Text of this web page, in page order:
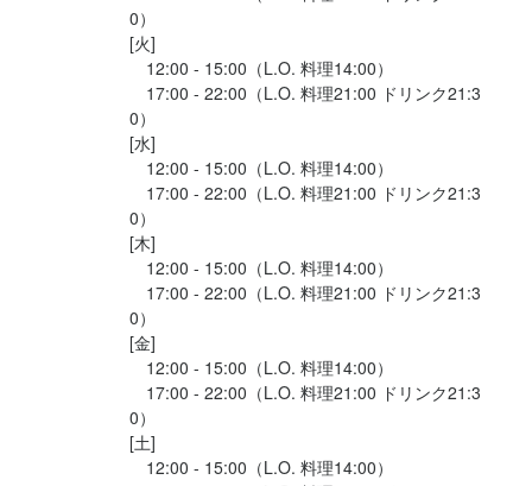
0）
[火]
12:00 - 15:00（L.O. 料理14:00）
17:00 - 22:00（L.O. 料理21:00 ドリンク21:3
0）
[水]
12:00 - 15:00（L.O. 料理14:00）
17:00 - 22:00（L.O. 料理21:00 ドリンク21:3
0）
[木]
12:00 - 15:00（L.O. 料理14:00）
17:00 - 22:00（L.O. 料理21:00 ドリンク21:3
0）
[金]
12:00 - 15:00（L.O. 料理14:00）
17:00 - 22:00（L.O. 料理21:00 ドリンク21:3
0）
[土]
12:00 - 15:00（L.O. 料理14:00）
必須スキル・経験
＼＼経験・資格一切不要／／
働いてから覚えれば大丈夫です◎
バイトデビューも大歓迎♪
★未経験,バイトデビュー大歓迎！
活躍中のスタッフもほとんどが飲食未経験！
分からないことは何でも聞いてください☆
★経験者も大歓迎！
経験のある方の待遇あります！
★フリーターさん大歓迎！